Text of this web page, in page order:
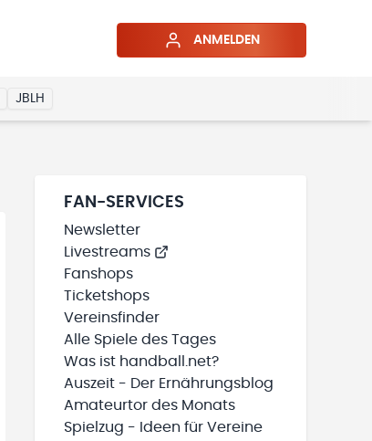
ANMELDEN
JBLH
FAN-SERVICES
Newsletter
Livestreams
Fanshops
Ticketshops
Vereinsfinder
Alle Spiele des Tages
Was ist handball.net?
Auszeit - Der Ernährungsblog
Amateurtor des Monats
Spielzug - Ideen für Vereine